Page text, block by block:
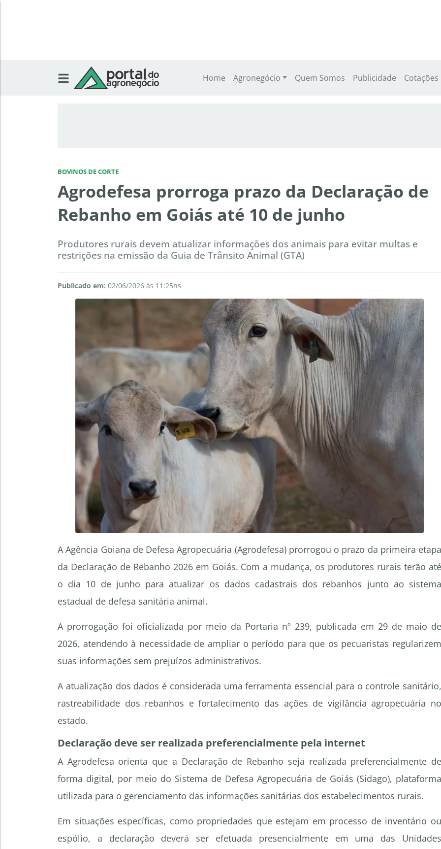
Home Agronegócio Quem Somos Publicidade Cotações
BOVINOS DE CORTE
Agrodefesa prorroga prazo da Declaração de
Rebanho em Goiás até 10 de junho
Produtores rurais devem atualizar informações dos animais para evitar multas e
restrições na emissão da Guia de Trânsito Animal (GTA)
Publicado em: 02/06/2026 às 11:25hs
A Agência Goiana de Defesa Agropecuária (Agrodefesa) prorrogou o prazo da primeira etapa
da Declaração de Rebanho 2026 em Goiás. Com a mudança, os produtores rurais terão até
o dia 10 de junho para atualizar os dados cadastrais dos rebanhos junto ao sistema
estadual de defesa sanitária animal.
A prorrogação foi oficializada por meio da Portaria nº 239, publicada em 29 de maio de
2026, atendendo à necessidade de ampliar o período para que os pecuaristas regularizem
suas informações sem prejuízos administrativos.
A atualização dos dados é considerada uma ferramenta essencial para o controle sanitário,
rastreabilidade dos rebanhos e fortalecimento das ações de vigilância agropecuária no
estado.
Declaração deve ser realizada preferencialmente pela internet
A Agrodefesa orienta que a Declaração de Rebanho seja realizada preferencialmente de
forma digital, por meio do Sistema de Defesa Agropecuária de Goiás (Sidago), plataforma
utilizada para o gerenciamento das informações sanitárias dos estabelecimentos rurais.
Em situações específicas, como propriedades que estejam em processo de inventário ou
espólio, a declaração deverá ser efetuada presencialmente em uma das Unidades